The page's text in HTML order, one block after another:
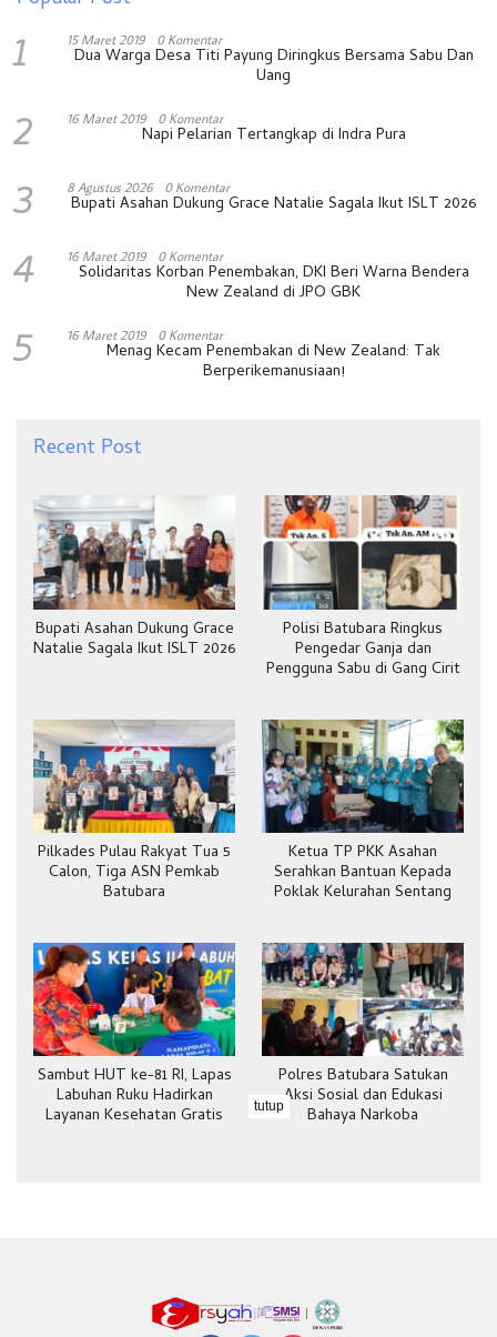
1 15 Maret 2019 0 Komentar
Dua Warga Desa Titi Payung Diringkus Bersama Sabu Dan
Uang
2 16 Maret 2019 0 Komentar
Napi Pelarian Tertangkap di Indra Pura
3 8 Agustus 2026 0 Komentar
Bupati Asahan Dukung Grace Natalie Sagala Ikut ISLT 2026
4 16 Maret 2019 0 Komentar
Solidaritas Korban Penembakan, DKI Beri Warna Bendera
New Zealand di JPO GBK
5 16 Maret 2019 0 Komentar
Menag Kecam Penembakan di New Zealand: Tak
Berperikemanusiaan!
Recent Post
Bupati Asahan Dukung Grace
Natalie Sagala Ikut ISLT 2026
Polisi Batubara Ringkus
Pengedar Ganja dan
Pengguna Sabu di Gang Cirit
Pilkades Pulau Rakyat Tua 5
Calon, Tiga ASN Pemkab
Batubara
Ketua TP PKK Asahan
Serahkan Bantuan Kepada
Poklak Kelurahan Sentang
Sambut HUT ke-81 RI, Lapas
Labuhan Ruku Hadirkan
Layanan Kesehatan Gratis
Polres Batubara Satukan
Aksi Sosial dan Edukasi
Bahaya Narkoba
tutup